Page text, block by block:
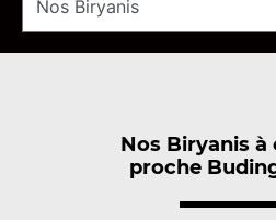
Nos Biryanis
proche